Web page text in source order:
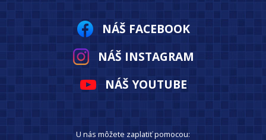
NÁŠ FACEBOOK
NÁŠ INSTAGRAM
NÁŠ YOUTUBE
U nás môžete zaplatiť pomocou: